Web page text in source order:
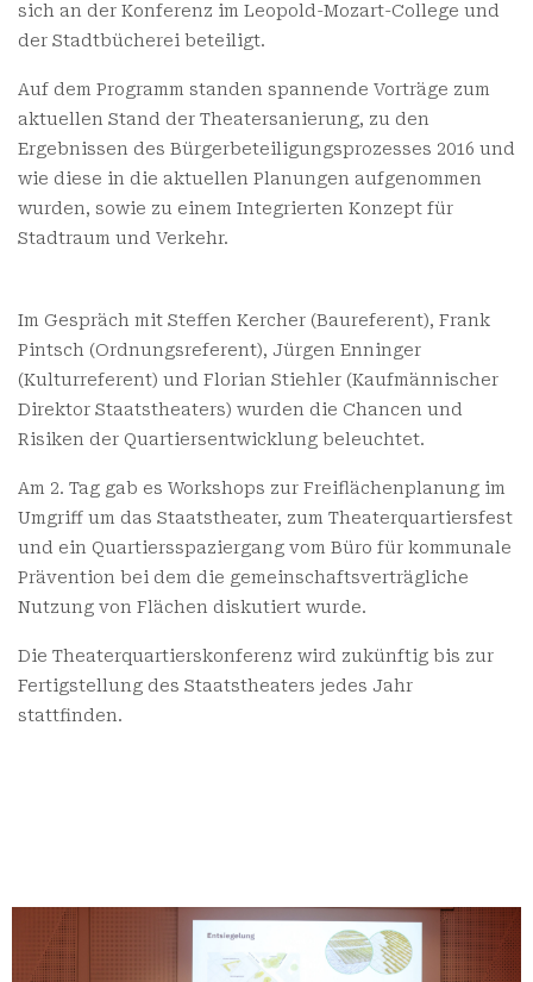
sich an der Konferenz im Leopold-Mozart-College und
der Stadtbücherei beteiligt.
Auf dem Programm standen spannende Vorträge zum
aktuellen Stand der Theatersanierung, zu den
Ergebnissen des Bürgerbeteiligungsprozesses 2016 und
wie diese in die aktuellen Planungen aufgenommen
wurden, sowie zu einem Integrierten Konzept für
Stadtraum und Verkehr.
Im Gespräch mit Steffen Kercher (Baureferent), Frank
Pintsch (Ordnungsreferent), Jürgen Enninger
(Kulturreferent) und Florian Stiehler (Kaufmännischer
Direktor Staatstheaters) wurden die Chancen und
Risiken der Quartiersentwicklung beleuchtet.
Am 2. Tag gab es Workshops zur Freiflächenplanung im
Umgriff um das Staatstheater, zum Theaterquartiersfest
und ein Quartiersspaziergang vom Büro für kommunale
Prävention bei dem die gemeinschaftsverträgliche
Nutzung von Flächen diskutiert wurde.
Die Theaterquartierskonferenz wird zukünftig bis zur
Fertigstellung des Staatstheaters jedes Jahr
stattfinden.